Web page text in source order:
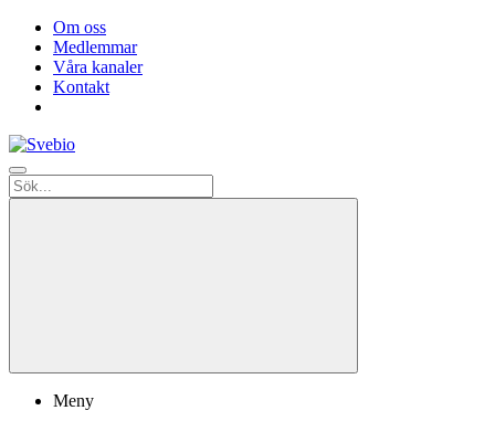
Om oss
Medlemmar
Våra kanaler
Kontakt
Meny